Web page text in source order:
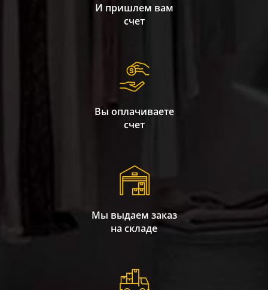
И пришлем вам
счет
Вы оплачиваете
счет
Мы выдаем заказ
на складе